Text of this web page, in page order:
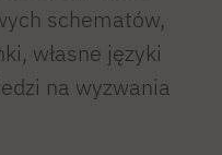
schematów,
własne języki
na wyzwania